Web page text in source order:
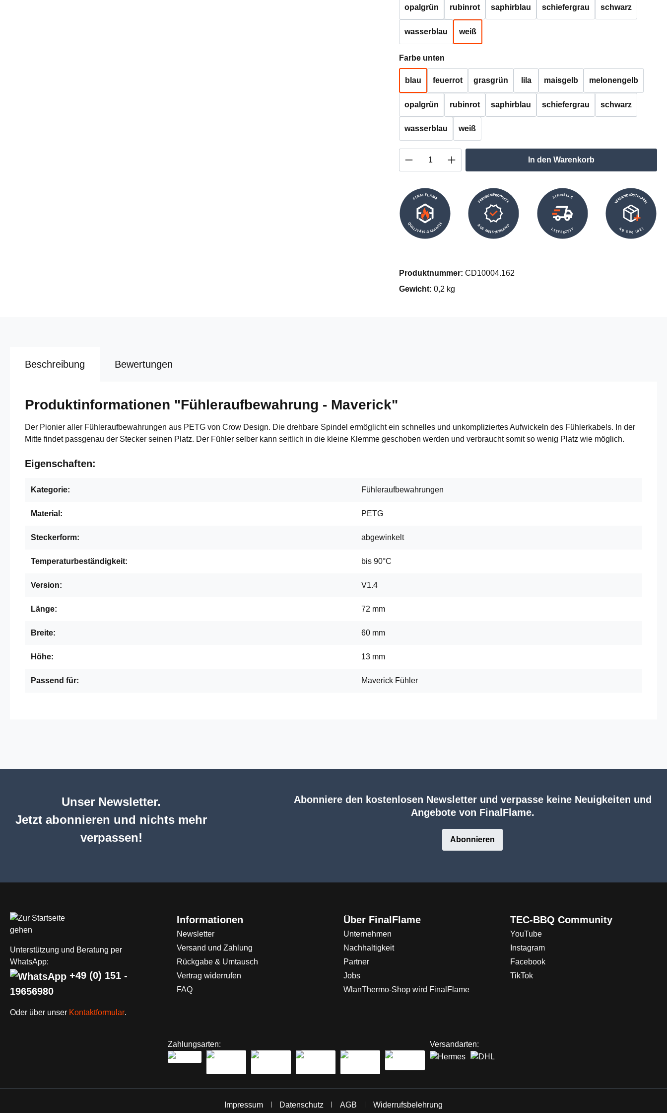
opalgrün rubinrot saphirblau schiefergrau schwarz
wasserblau weiß
Farbe unten
blau feuerrot grasgrün lila maisgelb melonengelb
opalgrün rubinrot saphirblau schiefergrau schwarz
wasserblau weiß
Produkt Anzahl: Gib den gewünschten Wert ein
In den Warenkorb
FINALFLAME
QUALITÄTS-GARANTIE
PREMIUMPRODUKTE
AUS MEISTERHAND
SCHNELLE
LIEFERZEIT
VERSANDKOSTENFREI
AB 50€ (DE)
Produktnummer: CD10004.162
Gewicht: 0,2 kg
Beschreibung Bewertungen
Produktinformationen "Fühleraufbewahrung - Maverick"
Der Pionier aller Fühleraufbewahrungen aus PETG von Crow Design. Die drehbare Spindel ermöglicht ein schnelles und unkompliziertes Aufwickeln des Fühlerkabels. In der
Mitte findet passgenau der Stecker seinen Platz. Der Fühler selber kann seitlich in die kleine Klemme geschoben werden und verbraucht somit so wenig Platz wie möglich.
Eigenschaften:
Kategorie: Fühleraufbewahrungen
Material: PETG
Steckerform: abgewinkelt
Temperaturbeständigkeit: bis 90°C
Version: V1.4
Länge: 72 mm
Breite: 60 mm
Höhe: 13 mm
Passend für: Maverick Fühler
Unser Newsletter.
Jetzt abonnieren und nichts mehr
verpassen!
Abonniere den kostenlosen Newsletter und verpasse keine Neuigkeiten und
Angebote von FinalFlame.
Abonnieren
Unterstützung und Beratung per
WhatsApp:
+49 (0) 151 -
19656980
Oder über unser Kontaktformular.
Informationen
Newsletter
Versand und Zahlung
Rückgabe & Umtausch
Vertrag widerrufen
FAQ
Über FinalFlame
Unternehmen
Nachhaltigkeit
Partner
Jobs
WlanThermo-Shop wird FinalFlame
TEC-BBQ Community
YouTube
Instagram
Facebook
TikTok
Zahlungsarten: Versandarten:
Impressum Datenschutz AGB Widerrufsbelehrung